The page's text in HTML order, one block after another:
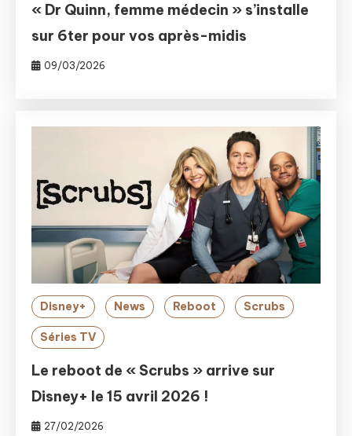
« Dr Quinn, femme médecin » s’installe
sur 6ter pour vos après-midis
09/03/2026
Disney+ News Reboot Scrubs
Séries TV
Le reboot de « Scrubs » arrive sur
Disney+ le 15 avril 2026 !
27/02/2026